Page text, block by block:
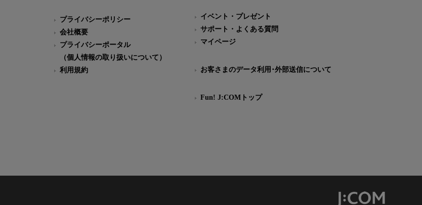
プライバシーポリシー
会社概要
プライバシーポータル
（個人情報の取り扱いについて）
利用規約
イベント・プレゼント
サポート・よくある質問
マイページ
お客さまのデータ利用･外部送信について
Fun! J:COMトップ